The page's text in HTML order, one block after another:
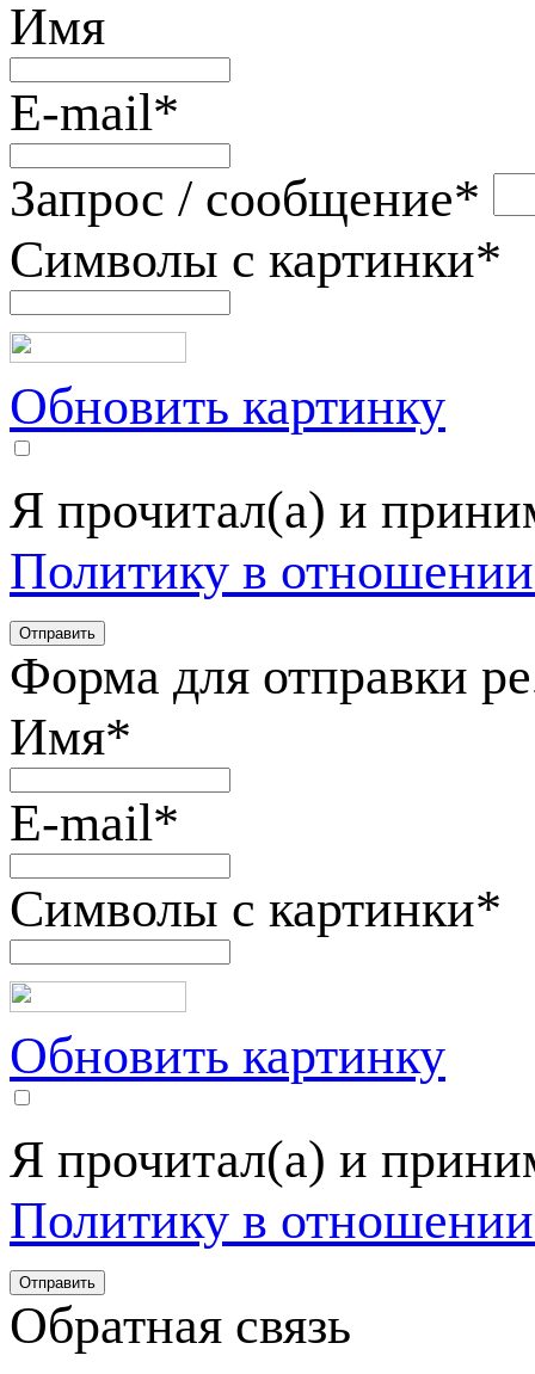
Имя
E-mail*
Запрос / сообщение*
Символы с картинки*
Обновить картинку
Я прочитал(а) и
Политику в
Форма для отправки
Имя*
E-mail*
Символы с картинки*
Обновить картинку
Я прочитал(а) и
Политику в
Обратная связь